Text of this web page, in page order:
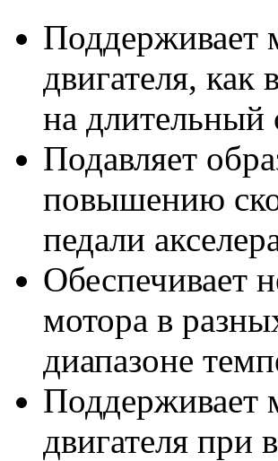
Поддерживает
двигателя,
на длительный
Подавляет
повышению
педали
Обеспечивает
мотора в
диапазоне
Поддерживает
двигателя при